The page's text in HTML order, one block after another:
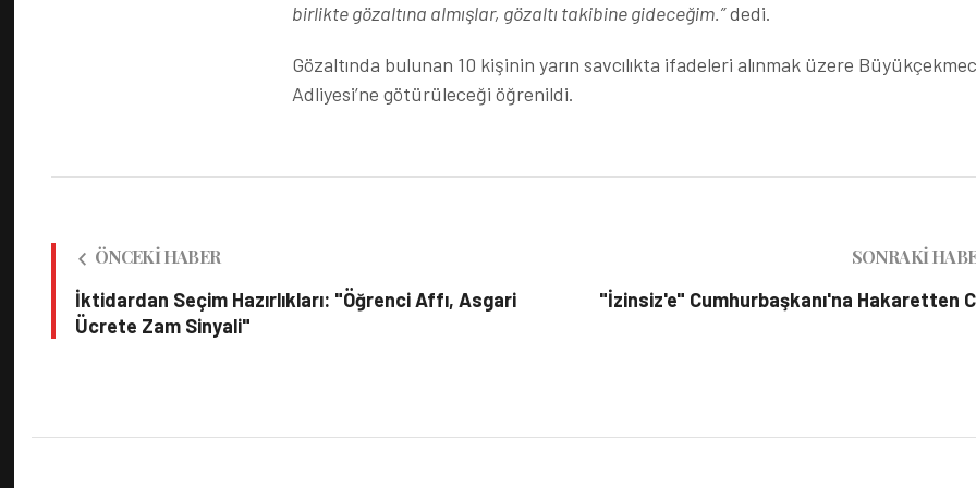
birlikte gözaltına almışlar, gözaltı takibine gideceğim.”dedi.
Gözaltında bulunan 10 kişinin yarın savcılıkta ifadeleri alınmak üzere
Adliyesi’ne götürüleceği öğrenildi.
ÖNCEKI HABER
İktidardan Seçim Hazırlıkları: "Öğrenci Affı, Asgari
Ücrete Zam Sinyali"
SONRAKI
"İzinsiz'e" Cumhurbaşkanı'na Hakaretten